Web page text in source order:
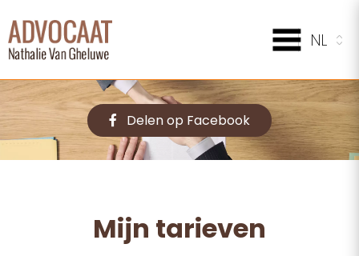
Delen op Facebook
Mijn tarieven